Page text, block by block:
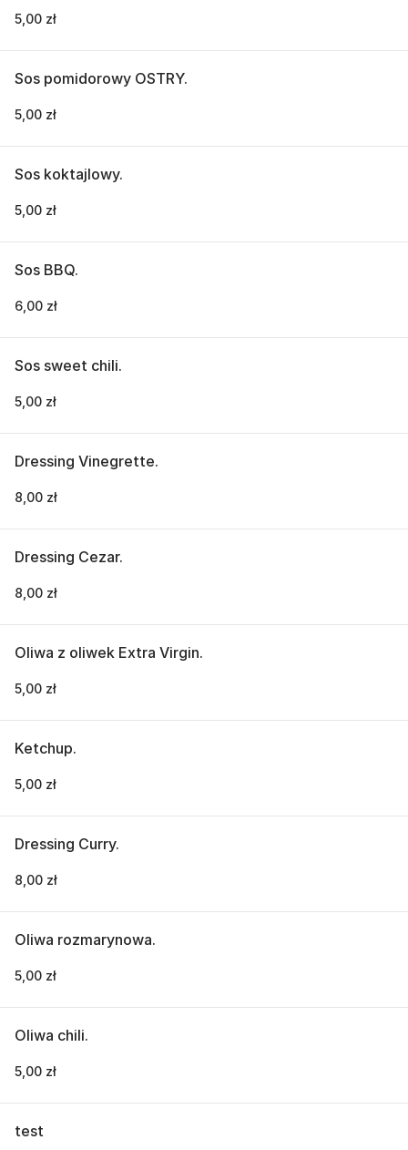
5,00 zł
Sos pomidorowy OSTRY.
5,00 zł
Sos koktajlowy.
5,00 zł
Sos BBQ.
6,00 zł
Sos sweet chili.
5,00 zł
Dressing Vinegrette.
8,00 zł
Dressing Cezar.
8,00 zł
Oliwa z oliwek Extra Virgin.
5,00 zł
Ketchup.
5,00 zł
Dressing Curry.
8,00 zł
Oliwa rozmarynowa.
5,00 zł
Oliwa chili.
5,00 zł
test